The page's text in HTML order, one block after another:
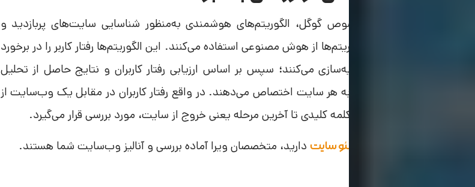
در موتورهای جستجو به‌خصوص گوگل، الگوریتم‌های هوشمندی به‌منظور شناسایی سایت‌های پربازدید و
مفید به کار می‌رود. این الگوریتم‌ها از هوش مصنوعی استفاده می‌کنند. این الگوریتم‌ها رفتار کاربر را در برخورد
با محیط مجازی اینترنت شبیه‌سازی می‌کنند؛ سپس بر اساس ارزیابی رفتار کاربران و نتایج حاصل از تحلیل
عملکرد آن‌ها، رتبه مناسب را به هر سایت اختصاص می‌دهند. در واقع رفتار کاربران در مقابل یک وب‌سایت از
اولین مرحله یعنی جستجوی کلمه کلیدی تا آخرین مرحله یعنی خروج از سایت، مورد بررسی قرار می‌گیرد.
خدمات سئو سایت دارید، متخصصان ویرا آماده بررسی و آنالیز وب‌سایت شما هستند.